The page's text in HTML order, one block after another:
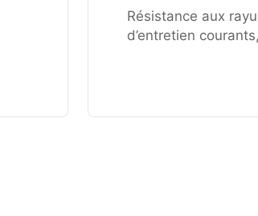
Résistance aux
d’entretien